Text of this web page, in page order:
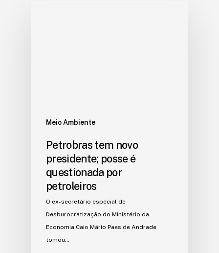
Meio Ambiente
Petrobras tem novo
presidente; posse é
questionada por
petroleiros
O ex-secretário especial de
Desburocratização do Ministério da
Economia Caio Mário Paes de Andrade
tomou…